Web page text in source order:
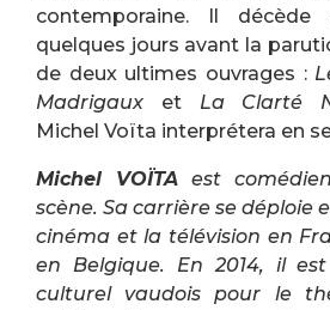
contemporaine. Il décède
quelques jours avant la
de deux ultimes ouvrages :
Madrigaux et La Clarté
Michel Voïta interprétera en
Michel VOÏTA est
scène. Sa carrière se déploie
cinéma et la télévision en
en Belgique. En 2014, il
culturel vaudois pour le